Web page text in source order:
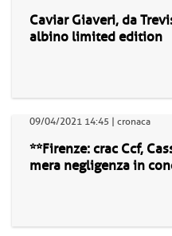
Caviar Giaveri, da
albino limited edition
09/04/2021 14:45 | cronaca
**Firenze: crac Ccf,
mera negligenza in